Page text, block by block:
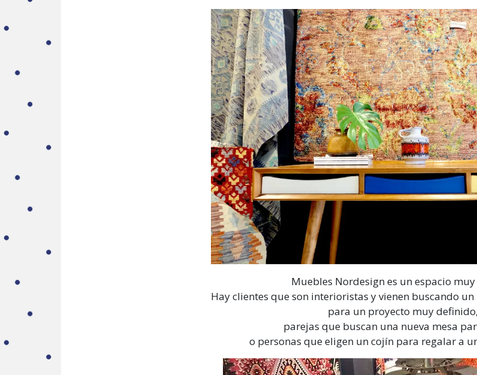
Muebles Nordesign es un espacio
Hay clientes que son interioristas y vienen buscando
para un proyecto muy definido,
parejas que buscan una nueva mesa
o personas que eligen un cojín para regalar a